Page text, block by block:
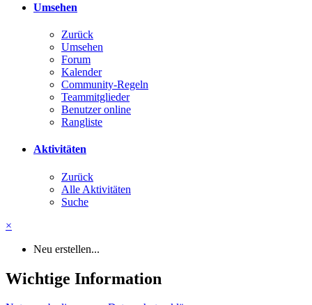
Umsehen
Zurück
Umsehen
Forum
Kalender
Community-Regeln
Teammitglieder
Benutzer online
Rangliste
Aktivitäten
Zurück
Alle Aktivitäten
Suche
×
Neu erstellen...
Wichtige Information